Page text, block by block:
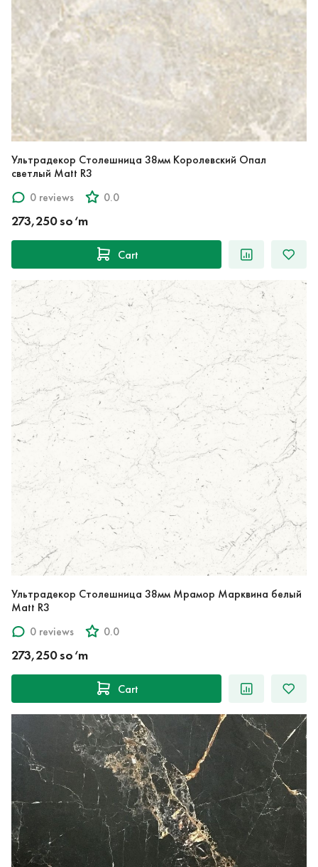
Ультрадекор Столешница 38мм Королевский Опал
светлый Matt R3
0 reviews
0.0
273,250 so‘m
Cart
Ультрадекор Столешница 38мм Мрамор Марквина белый
Matt R3
0 reviews
0.0
273,250 so‘m
Cart